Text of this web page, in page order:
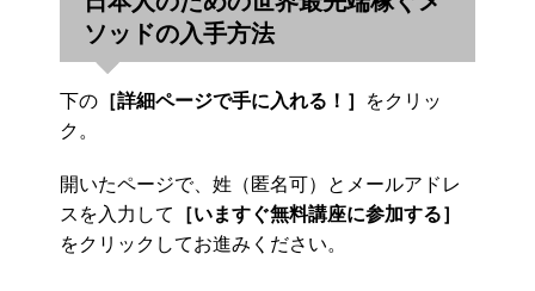
ソッドの入手方法
下の ［詳細ページで手に入れる！］
をクリッ
ク。
開いたページで、姓（匿名可）とメールアドレ
スを入力して
［いますぐ無料講座に参加する］
をクリックしてお進みください。